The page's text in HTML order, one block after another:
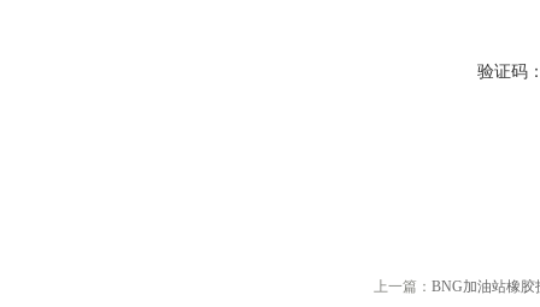
验证码
上一篇： BNG加油站橡胶